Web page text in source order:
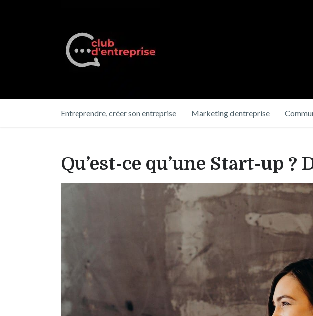
Entreprendre, créer son entreprise Marketing d’entreprise
Qu’est-ce qu’une Start-up ?